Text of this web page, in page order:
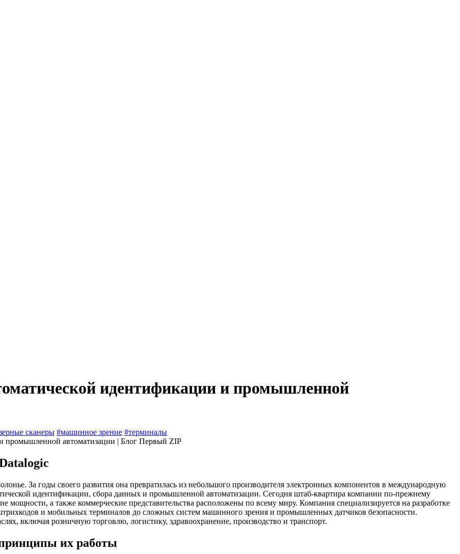
идентификации и промышленной
сканеры #машинное зрение #терминалы
За годы своего развития она превратилась из небольшого производителя электронных компонентов в международную
идентификации, сбора данных и промышленной автоматизации. Сегодня штаб-квартира компании по-прежнему
мощности, а также коммерческие представительства расположены по всему миру. Компания специализируется на разработке
и мобильных терминалов до сложных систем машинного зрения и промышленных датчиков безопасности.
включая розничную торговлю, логистику, здравоохранение, производство и транспорт.
их работы